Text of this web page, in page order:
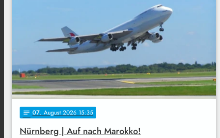
notes 07. August 2026 15:35
Nürnberg | Auf nach Marokko!